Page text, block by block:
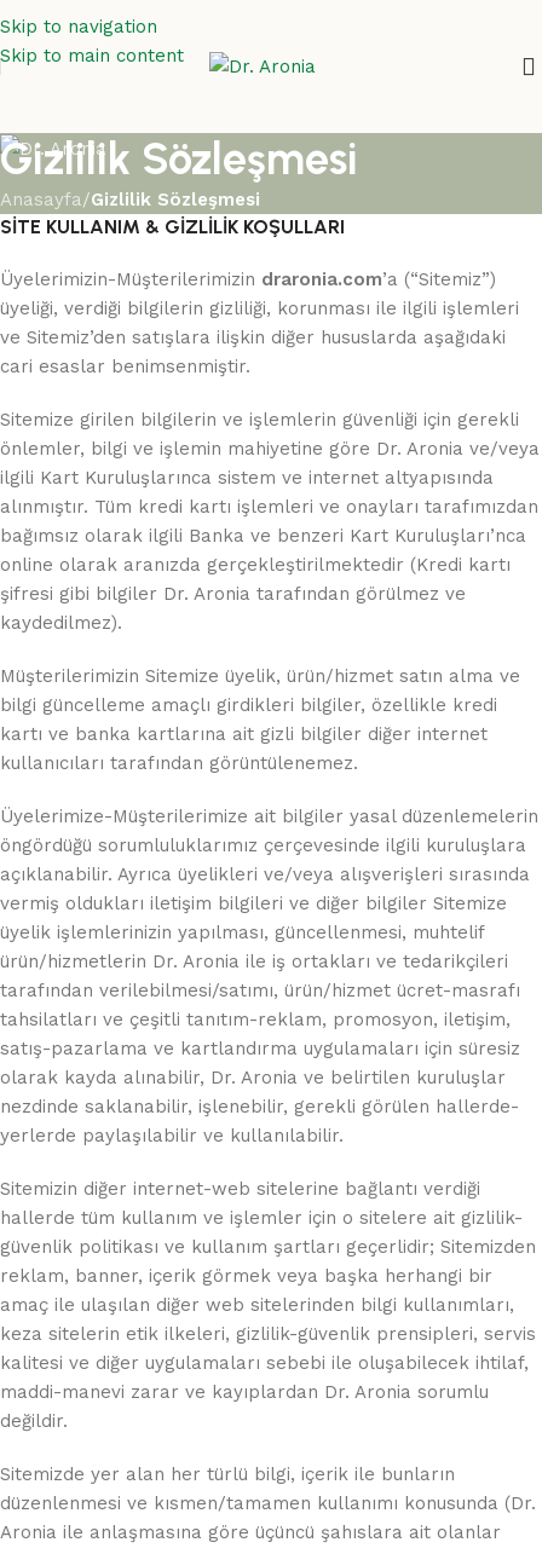
Skip to navigation
Skip to main content
Gizlilik Sözleşmesi
Anasayfa/Gizlilik Sözleşmesi
SİTE KULLANIM & GİZLİLİK KOŞULLARI
Üyelerimizin-Müşterilerimizin draronia.com’a (“Sitemiz”)
üyeliği, verdiği bilgilerin gizliliği, korunması ile ilgili işlemleri
ve Sitemiz’den satışlara ilişkin diğer hususlarda aşağıdaki
cari esaslar benimsenmiştir.
Sitemize girilen bilgilerin ve işlemlerin güvenliği için gerekli
önlemler, bilgi ve işlemin mahiyetine göre Dr. Aronia ve/veya
ilgili Kart Kuruluşlarınca sistem ve internet altyapısında
alınmıştır. Tüm kredi kartı işlemleri ve onayları tarafımızdan
bağımsız olarak ilgili Banka ve benzeri Kart Kuruluşları’nca
online olarak aranızda gerçekleştirilmektedir (Kredi kartı
şifresi gibi bilgiler Dr. Aronia tarafından görülmez ve
kaydedilmez).
Müşterilerimizin Sitemize üyelik, ürün/hizmet satın alma ve
bilgi güncelleme amaçlı girdikleri bilgiler, özellikle kredi
kartı ve banka kartlarına ait gizli bilgiler diğer internet
kullanıcıları tarafından görüntülenemez.
Üyelerimize-Müşterilerimize ait bilgiler yasal düzenlemelerin
öngördüğü sorumluluklarımız çerçevesinde ilgili kuruluşlara
açıklanabilir. Ayrıca üyelikleri ve/veya alışverişleri sırasında
vermiş oldukları iletişim bilgileri ve diğer bilgiler Sitemize
üyelik işlemlerinizin yapılması, güncellenmesi, muhtelif
ürün/hizmetlerin Dr. Aronia ile iş ortakları ve tedarikçileri
tarafından verilebilmesi/satımı, ürün/hizmet ücret-masrafı
tahsilatları ve çeşitli tanıtım-reklam, promosyon, iletişim,
satış-pazarlama ve kartlandırma uygulamaları için süresiz
olarak kayda alınabilir, Dr. Aronia ve belirtilen kuruluşlar
nezdinde saklanabilir, işlenebilir, gerekli görülen hallerde-
yerlerde paylaşılabilir ve kullanılabilir.
Sitemizin diğer internet-web sitelerine bağlantı verdiği
hallerde tüm kullanım ve işlemler için o sitelere ait gizlilik-
güvenlik politikası ve kullanım şartları geçerlidir; Sitemizden
reklam, banner, içerik görmek veya başka herhangi bir
amaç ile ulaşılan diğer web sitelerinden bilgi kullanımları,
keza sitelerin etik ilkeleri, gizlilik-güvenlik prensipleri, servis
kalitesi ve diğer uygulamaları sebebi ile oluşabilecek ihtilaf,
maddi-manevi zarar ve kayıplardan Dr. Aronia sorumlu
değildir.
Sitemizde yer alan her türlü bilgi, içerik ile bunların
düzenlenmesi ve kısmen/tamamen kullanımı konusunda (Dr.
Aronia ile anlaşmasına göre üçüncü şahıslara ait olanlar